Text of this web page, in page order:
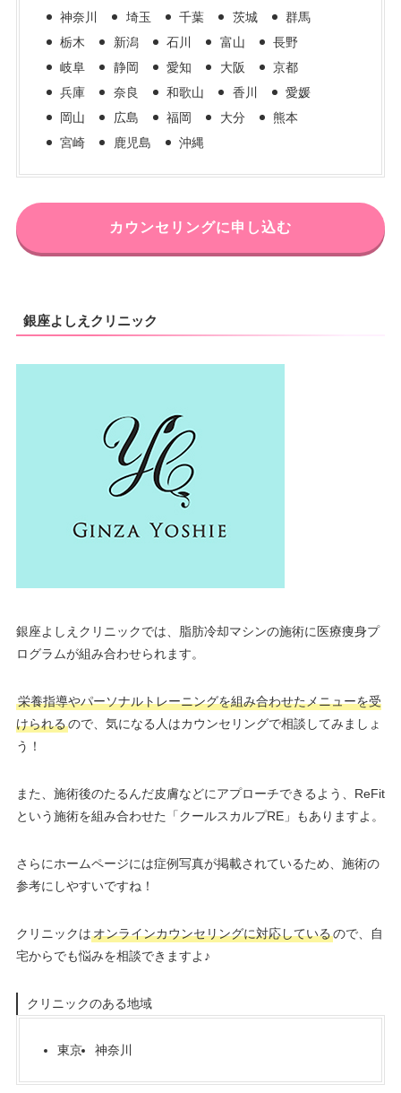
神奈川
埼玉 千葉 茨城
群馬
栃木
新潟 石川 富山
長野
岐阜
静岡 愛知 大阪
京都
兵庫
奈良 和歌山 香川
愛媛
岡山
広島 福岡 大分
熊本
宮崎
鹿児島 沖縄
カウンセリングに申し込む
銀座よしえクリニック
銀座よしえクリニックでは、脂肪冷却マシンの施術に医療痩身プ
ログラムが組み合わせられます。
栄養指導やパーソナルトレーニングを組み合わせたメニューを受
けられるので、気になる人はカウンセリングで相談してみましょ
う！
また、施術後のたるんだ皮膚などにアプローチできるよう、ReFit
という施術を組み合わせた「クールスカルプRE」もありますよ。
さらにホームページには症例写真が掲載されているため、施術の
参考にしやすいですね！
クリニックはオンラインカウンセリングに対応しているので、自
宅からでも悩みを相談できますよ♪
クリニックのある地域
東京 神奈川